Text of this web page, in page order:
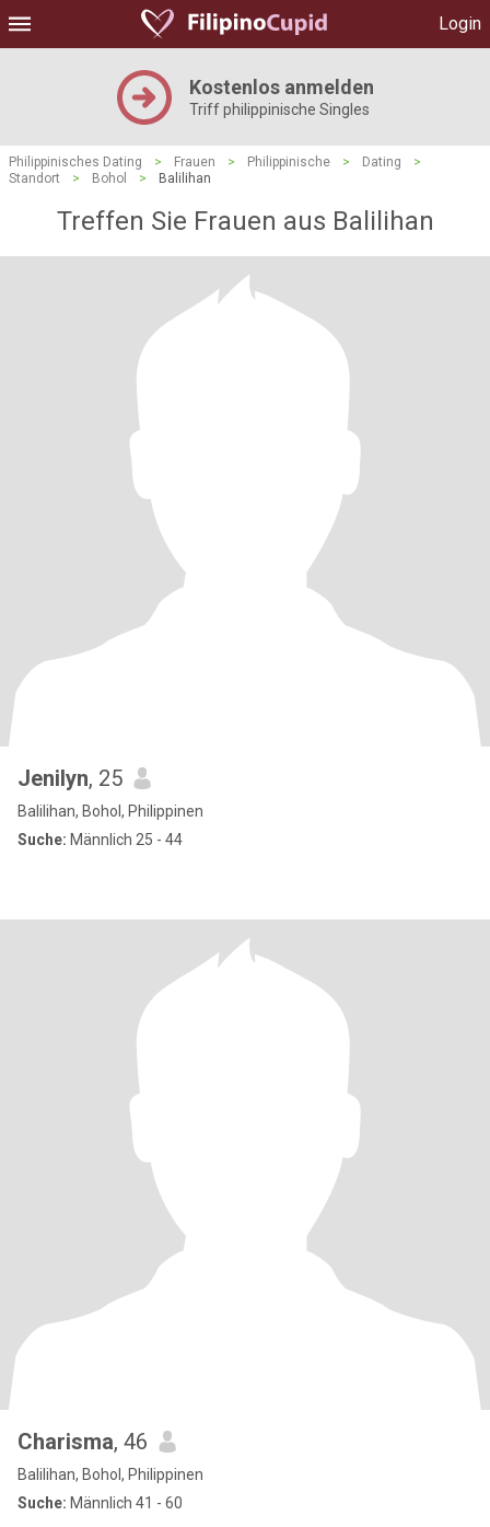
Login
Kostenlos anmelden
Triff philippinische Singles
Philippinisches Dating > Frauen > Philippinische > Dating
>
Standort
> Bohol > Balilihan
Treffen Sie Frauen aus Balilihan
Jenilyn, 25
Balilihan, Bohol, Philippinen
Suche: Männlich 25 - 44
Charisma, 46
Balilihan, Bohol, Philippinen
Suche: Männlich 41 - 60